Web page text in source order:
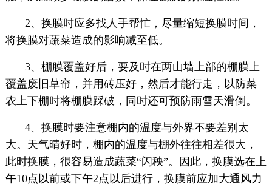
2、换膜时应多找人手帮忙，尽量缩短换膜时间，
将换膜对蔬菜造成的影响减至低。
3、棚膜覆盖好后，要及时在两山墙上部的棚膜上
覆盖废旧草帘，并用砖压好，然后才能行走，以防菜
农上下棚时将棚膜踩破，同时还可预防雨雪天滑倒。
4、换膜时要注意棚内的温度与外界不要差别太
大。天气晴好时，棚内的温度与棚外往往相差很大，
此时换膜，很容易造成蔬菜“闪秧”。因此，换膜选在上
午10点以前或下午2点以后进行，换膜前应加大通风力